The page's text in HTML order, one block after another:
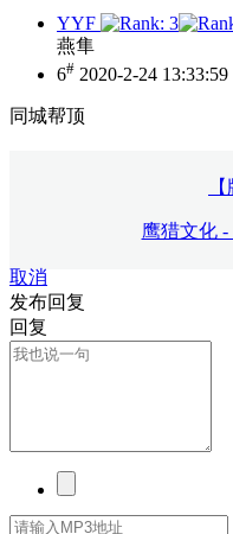
YYF
燕隼
6# 2020-2-24 13:33:59
同城帮顶
鹰猎文化
取消
发布回复
回复